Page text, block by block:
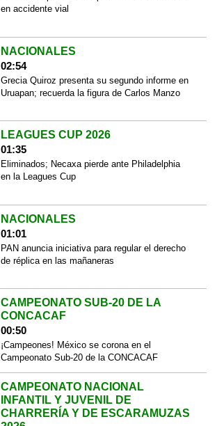
en accidente vial
NACIONALES
02:54
Grecia Quiroz presenta su segundo informe en
Uruapan; recuerda la figura de Carlos Manzo
LEAGUES CUP 2026
01:35
Eliminados; Necaxa pierde ante Philadelphia
en la Leagues Cup
NACIONALES
01:01
PAN anuncia iniciativa para regular el derecho
de réplica en las mañaneras
CAMPEONATO SUB-20 DE LA
CONCACAF
00:50
¡Campeones! México se corona en el
Campeonato Sub-20 de la CONCACAF
CAMPEONATO NACIONAL
INFANTIL Y JUVENIL DE
CHARRERÍA Y DE ESCARAMUZAS